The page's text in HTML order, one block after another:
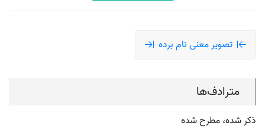
تصویر معنی نام برده
مترادف‌ها
ذکر شده، مطرح شده